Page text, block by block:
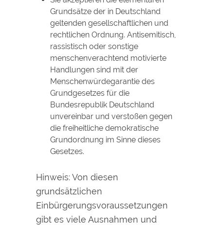
Grundsätze der in Deutschland
geltenden gesellschaftlichen und
rechtlichen Ordnung. Antisemitisch,
rassistisch oder sonstige
menschenverachtend motivierte
Handlungen sind mit der
Menschenwürdegarantie des
Grundgesetzes für die
Bundesrepublik Deutschland
unvereinbar und verstoßen gegen
die freiheitliche demokratische
Grundordnung im Sinne dieses
Gesetzes.
Hinweis: Von diesen
grundsätzlichen
Einbürgerungsvoraussetzungen
gibt es viele Ausnahmen und